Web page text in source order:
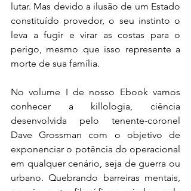
lutar. Mas devido a ilusão de um Estado
constituído provedor, o seu instinto o
leva a fugir e virar as costas para o
perigo, mesmo que isso represente a
morte de sua família.
No volume I de nosso Ebook vamos
conhecer a killologia, ciência
desenvolvida pelo tenente-coronel
Dave Grossman com o objetivo de
exponenciar o potência do operacional
em qualquer cenário, seja de guerra ou
urbano. Quebrando barreiras mentais,